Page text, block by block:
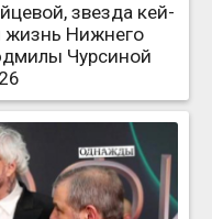
звезда кей-
жизнь Нижнего
Чурсиной